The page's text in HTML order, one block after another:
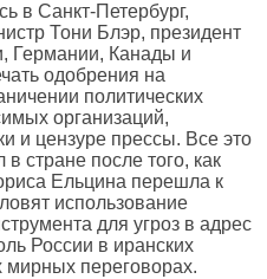
в Санкт-Петербург,
Тони Блэр, президент
Германии, Канады и
одобрения на
политических
организаций,
и цензуре прессы. Все это
стране после того, как
Ельцина перешла к
использование
для угроз в адрес
России в иранских
переговорах.